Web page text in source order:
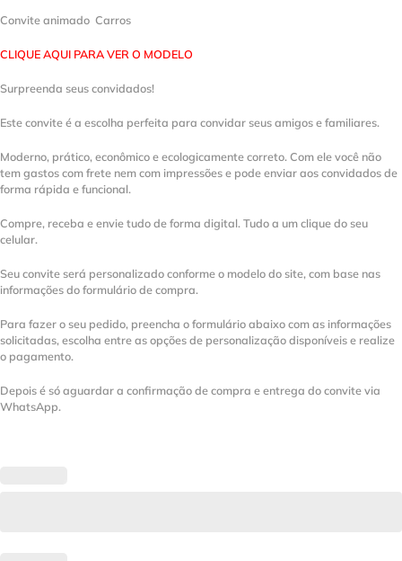
Convite animado Carros
CLIQUE AQUI PARA VER O MODELO
Surpreenda seus convidados!
Este convite é a escolha perfeita para convidar seus amigos e familiares.
Moderno, prático, econômico e ecologicamente correto. Com ele você não
tem gastos com frete nem com impressões e pode enviar aos convidados de
forma rápida e funcional.
Compre, receba e envie tudo de forma digital. Tudo a um clique do seu
celular.
Seu convite será personalizado conforme o modelo do site, com base nas
informações do formulário de compra.
Para fazer o seu pedido, preencha o formulário abaixo com as informações
solicitadas, escolha entre as opções de personalização disponíveis e realize
o pagamento.
Depois é só aguardar a confirmação de compra e entrega do convite via
WhatsApp.